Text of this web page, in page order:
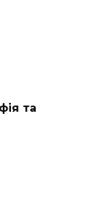
та